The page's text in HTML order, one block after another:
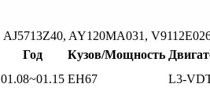
AJ5713Z40, AY120MA031,
Год Кузов/Мощность
01.08~01.15 EH67 L3-